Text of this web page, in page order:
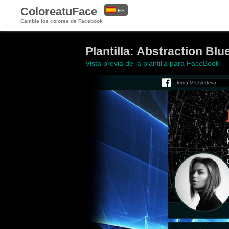
ColoreatuFace
Cambia los colores de Facebook
ES
Plantilla: Abstraction
Vista previa de la plantilla para FaceBook